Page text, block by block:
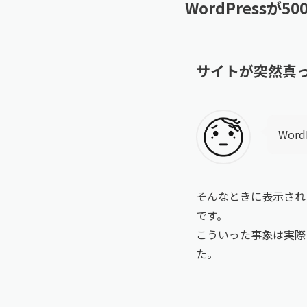
WordPressが
サイトが突然真
そんなときに表示さ
です。
こういった事象は実
た。